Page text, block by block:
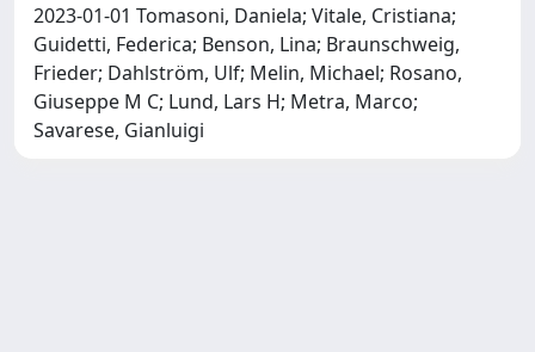
2023-01-01 Tomasoni, Daniela; Vitale, Cristiana;
Guidetti, Federica; Benson, Lina; Braunschweig,
Frieder; Dahlström, Ulf; Melin, Michael; Rosano,
Giuseppe M C; Lund, Lars H; Metra, Marco;
Savarese, Gianluigi